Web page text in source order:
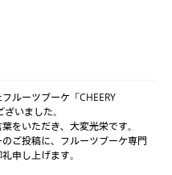
ルーツブーケ「CHEERY
いました。
をいただき、大変光栄です。
ご投稿に、フルーツブーケ専門
し上げます。